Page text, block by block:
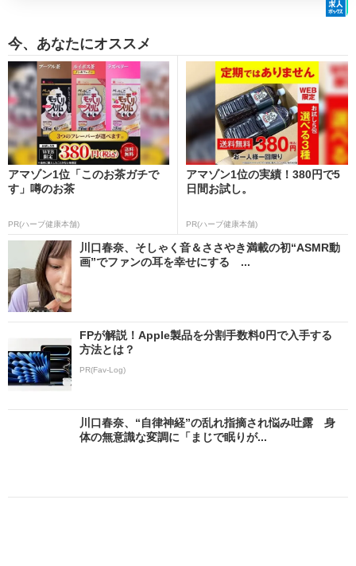
今、あなたにオススメ
アマゾン1位「このお茶ガチで
す」噂のお茶
PR(ハーブ健康本舗)
アマゾン1位の実績！380円で5
日間お試し。
PR(ハーブ健康本舗)
川口春奈、そしゃく音＆ささやき満載の初“ASMR動
画”でファンの耳を幸せにする ...
FPが解説！Apple製品を分割手数料0円で入手する
方法とは？
PR(Fav-Log)
川口春奈、“自律神経”の乱れ指摘され悩み吐露 身
体の無意識な変調に「まじで眠りが...